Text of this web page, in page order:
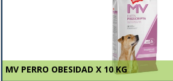
MV PERRO OBESIDAD X 10 KG